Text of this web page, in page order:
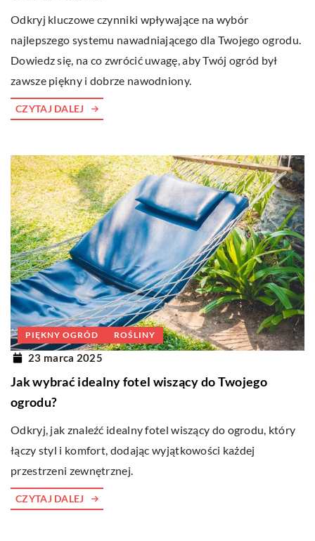
Odkryj kluczowe czynniki wpływające na wybór
najlepszego systemu nawadniającego dla Twojego ogrodu.
Dowiedz się, na co zwrócić uwagę, aby Twój ogród był
zawsze piękny i dobrze nawodniony.
CZYTAJ DALEJ
PIĘKNY OGRÓD ROŚLINY
23 marca 2025
Jak wybrać idealny fotel wiszący do Twojego
ogrodu?
Odkryj, jak znaleźć idealny fotel wiszący do ogrodu, który
łączy styl i komfort, dodając wyjątkowości każdej
przestrzeni zewnętrznej.
CZYTAJ DALEJ